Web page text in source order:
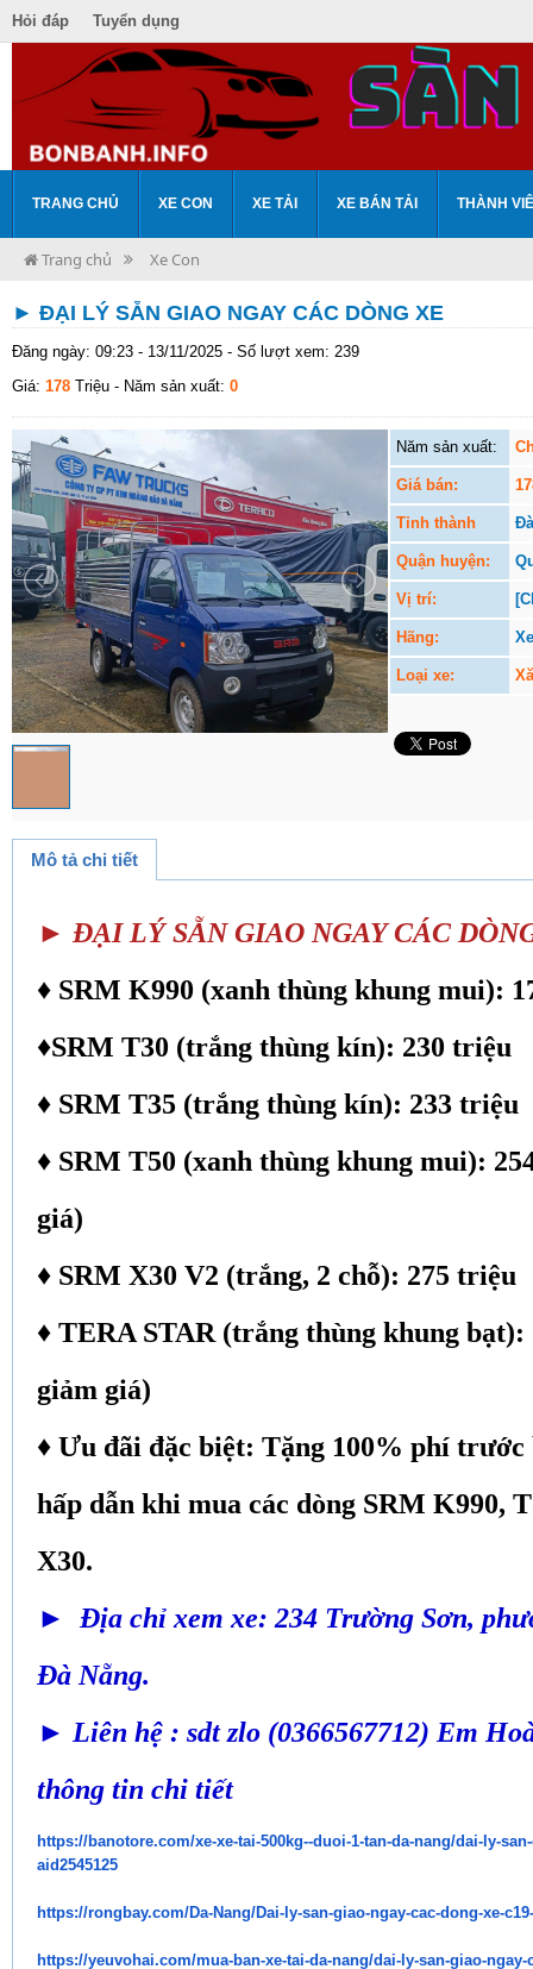
Hỏi đáp Tuyển dụng
TRANG CHỦ XE CON XE TẢI XE BÁN TẢI THÀNH
Trang chủ Xe Con
► ĐẠI LÝ SẴN GIAO NGAY CÁC DÒNG XE
Đăng ngày: 09:23 - 13/11/2025 - Số lượt xem: 239
Giá: 178 Triệu - Năm sản xuất: 0
Năm sản xuất:
Giá bán:
Tỉnh thành
Quận huyện:
Vị trí:
Hãng:
Loại xe:
Mô tả chi tiết
► ĐẠI LÝ SẴN GIAO NGAY CÁC
♦ SRM K990 (xanh thùng khung mui):
♦SRM T30 (trắng thùng kín): 230 triệu
♦ SRM T35 (trắng thùng kín): 233 triệu
♦ SRM T50 (xanh thùng khung mui):
giá)
♦ SRM X30 V2 (trắng, 2 chỗ): 275 triệu
♦ TERA STAR (trắng thùng khung bạt):
giảm giá)
♦ Ưu đãi đặc biệt: Tặng 100% phí trước
hấp dẫn khi mua các dòng SRM K990,
X30.
► Địa chỉ xem xe: 234 Trường Sơn,
Đà Nẵng.
► Liên hệ : sdt zlo (0366567712) Em
thông tin chi tiết
https://banotore.com/xe-xe-tai-500kg--duoi-1-tan-da-nang/dai-ly-
aid2545125
https://rongbay.com/Da-Nang/Dai-ly-san-giao-ngay-cac-dong-xe-
https://yeuvohai.com/mua-ban-xe-tai-da-nang/dai-ly-san-giao-ngay-